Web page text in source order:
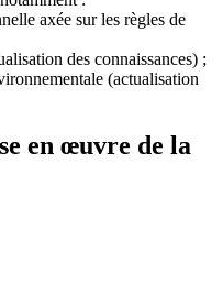
axée sur les règles de
des connaissances) ;
(actualisation
en œuvre de la